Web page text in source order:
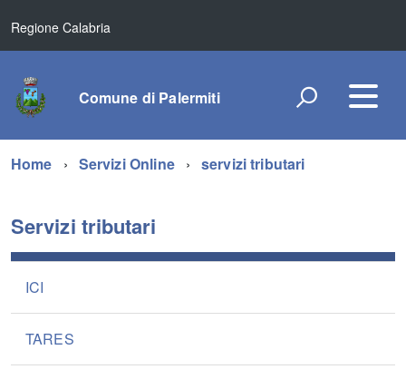
Regione Calabria
Comune di Palermiti
Home Servizi Online servizi tributari
Servizi tributari
ICI
TARES